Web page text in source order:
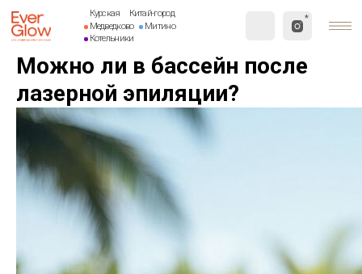
Митино
Котельники
Китай-город
Медведково
Можно ли в бассейн после
лазерной эпиляции?